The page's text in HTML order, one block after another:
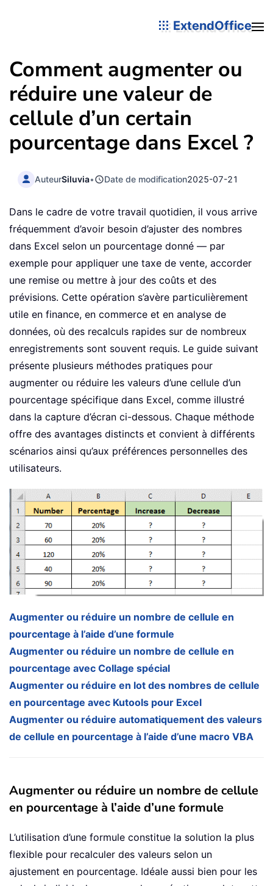
ExtendOffice
Comment augmenter ou
réduire une valeur de
cellule d’un certain
pourcentage dans Excel ?
AuteurSiluvia• Date de modification2025-07-21
Dans le cadre de votre travail quotidien, il vous arrive
fréquemment d’avoir besoin d’ajuster des nombres
dans Excel selon un pourcentage donné — par
exemple pour appliquer une taxe de vente, accorder
une remise ou mettre à jour des coûts et des
prévisions. Cette opération s’avère particulièrement
utile en finance, en commerce et en analyse de
données, où des recalculs rapides sur de nombreux
enregistrements sont souvent requis. Le guide suivant
présente plusieurs méthodes pratiques pour
augmenter ou réduire les valeurs d’une cellule d’un
pourcentage spécifique dans Excel, comme illustré
dans la capture d’écran ci-dessous. Chaque méthode
offre des avantages distincts et convient à différents
scénarios ainsi qu’aux préférences personnelles des
utilisateurs.
Augmenter ou réduire un nombre de cellule en
pourcentage à l’aide d’une formule
Augmenter ou réduire un nombre de cellule en
pourcentage avec Collage spécial
Augmenter ou réduire en lot des nombres de cellule
en pourcentage avec Kutools pour Excel
Augmenter ou réduire automatiquement des valeurs
de cellule en pourcentage à l’aide d’une macro VBA
Augmenter ou réduire un nombre de cellule
en pourcentage à l’aide d’une formule
L’utilisation d’une formule constitue la solution la plus
flexible pour recalculer des valeurs selon un
ajustement en pourcentage. Idéale aussi bien pour les